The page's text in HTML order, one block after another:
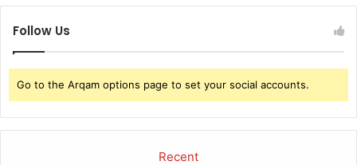
Follow Us
Go to the Arqam options page to set your social accounts.
Recent